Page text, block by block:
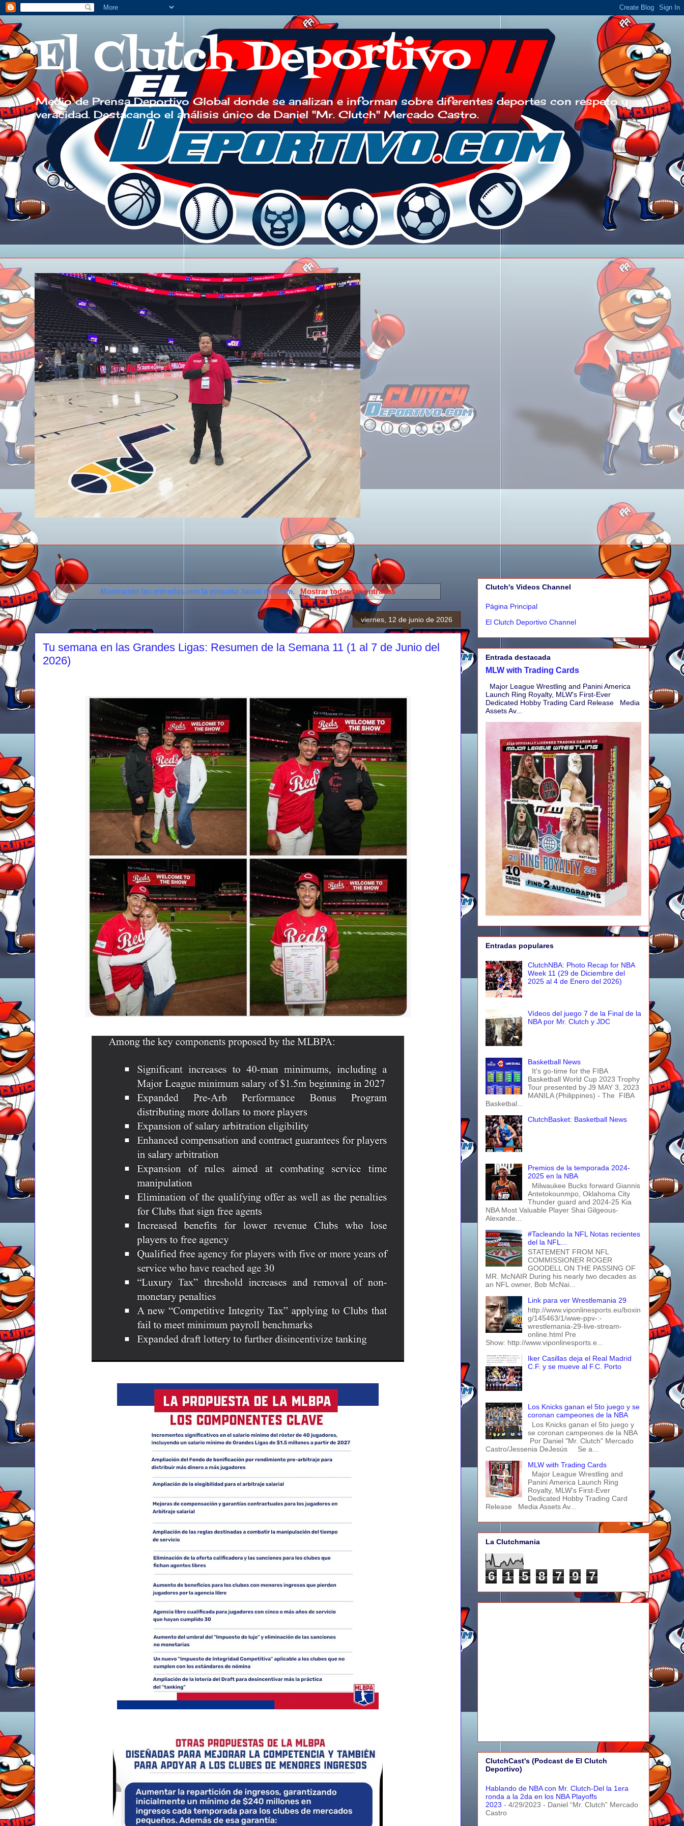
El Clutch Deportivo
Medio de Prensa Deportivo Global donde se analizan e informan sobre diferentes deportes con respeto y
veracidad. Destacando el análisis único de Daniel "Mr. Clutch" Mercado Castro.
Mostrando las entradas con la etiquetaJacob deGrom. Mostrar todas las entradas
viernes, 12 de junio de 2026
Tu semana en las Grandes Ligas: Resumen de la Semana 11 (1 al 7 de Junio del
2026)
Clutch's Videos Channel
Página Principal
El Clutch Deportivo Channel
Entrada destacada
MLW with Trading Cards
Major League Wrestling and Panini America
Launch Ring Royalty, MLW's First-Ever
Dedicated Hobby Trading Card Release Media
Assets Av...
Entradas populares
ClutchNBA: Photo Recap for NBA
Week 11 (29 de Diciembre del
2025 al 4 de Enero del 2026)
Vídeos del juego 7 de la Final de la
NBA por Mr. Clutch y JDC
Basketball News
It's go-time for the FIBA
Basketball World Cup 2023 Trophy
Tour presented by J9 MAY 3, 2023
MANILA (Philippines) - The FIBA
Basketbal...
ClutchBasket: Basketball News
Premios de la temporada 2024-
2025 en la NBA
Milwaukee Bucks forward Giannis
Antetokounmpo, Oklahoma City
Thunder guard and 2024-25 Kia
NBA Most Valuable Player Shai Gilgeous-
Alexande...
#Tacleando la NFL Notas recientes
del la NFL...
STATEMENT FROM NFL
COMMISSIONER ROGER
GOODELL ON THE PASSING OF
MR. McNAIR During his nearly two decades as
an NFL owner, Bob McNai...
Link para ver Wrestlemania 29
http://www.viponlinesports.eu/boxin
g/145463/1/wwe-ppv-:-
wrestlemania-29-live-stream-
online.html Pre
Show: http://www.viponlinesports.e...
Iker Casillas deja el Real Madrid
C.F. y se mueve al F.C. Porto
Los Knicks ganan el 5to juego y se
coronan campeones de la NBA
Los Knicks ganan el 5to juego y
se coronan campeones de la NBA
Por Daniel "Mr. Clutch" Mercado
Castro/Jessenia DeJesús Se a...
MLW with Trading Cards
Major League Wrestling and
Panini America Launch Ring
Royalty, MLW's First-Ever
Dedicated Hobby Trading Card
Release Media Assets Av...
La Clutchmania
6 1 5 8 7 9 7
ClutchCast's (Podcast de El Clutch
Deportivo)
Hablando de NBA con Mr. Clutch-Del la 1era
ronda a la 2da en los NBA Playoffs
2023 - 4/29/2023 - Daniel “Mr. Clutch” Mercado
Castro